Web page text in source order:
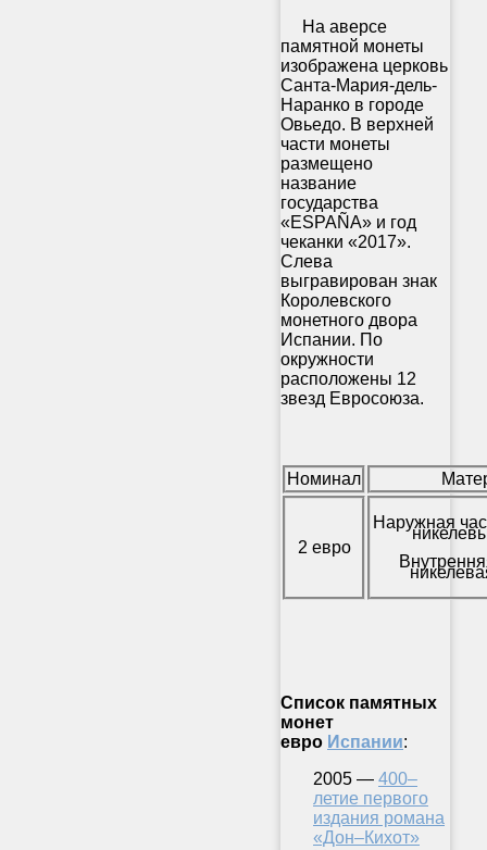
На аверсе
памятной монеты
изображена церковь
Санта-Мария-дель-
Наранко в городе
Овьедо. В верхней
части монеты
размещено
название
государства
«ESPAÑA» и год
чеканки «2017».
Слева
выгравирован знак
Королевского
монетного двора
Испании. По
окружности
расположены 12
звезд Евросоюза.
Номинал
2 евро
Наружная
Список памятных
монет
евро Испании:
2005 — 400–
летие первого
издания романа
«Дон–Кихот»